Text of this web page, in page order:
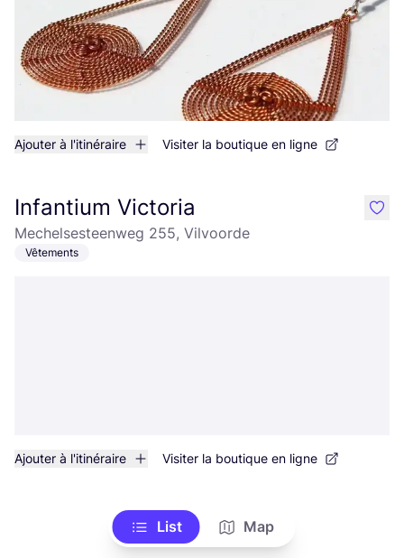
Ajouter à l'itinéraire Visiter la boutique en ligne
Infantium Victoria
Mechelsesteenweg 255, Vilvoorde
Vêtements
Ajouter à l'itinéraire Visiter la boutique en ligne
like
List Map